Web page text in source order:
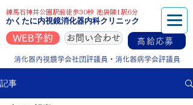
練馬石神井公園駅前徒歩30秒 池袋隣1駅6分
かくたに内視鏡消化器内科クリニック
お問い合わせ
WEB予約 高給応募
消化器内視鏡学会社団評議員・消化器病学会評議員
記事